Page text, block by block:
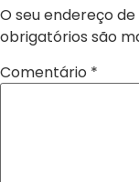
O seu endereço
obrigatórios são
Comentário *